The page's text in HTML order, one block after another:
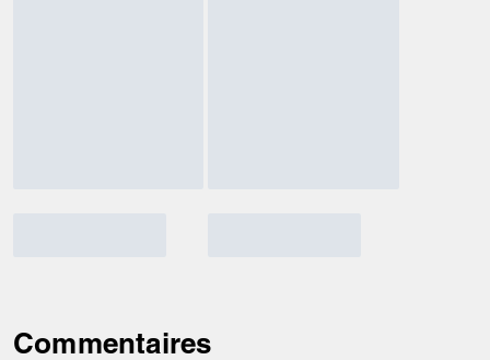
Commentaires